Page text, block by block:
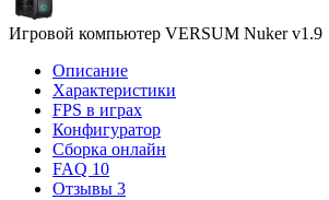
Игровой компьютер VERSUM Nuker v1.9
Описание
Характеристики
FPS в играх
Конфигуратор
Сборка онлайн
FAQ 10
Отзывы 3